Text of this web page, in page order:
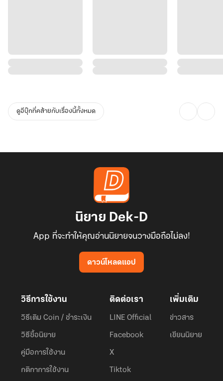
ดูอีบุ๊กที่คล้ายกับเรื่องนี้ทั้งหมด
นิยาย Dek-D
App ที่จะทำให้คุณอ่านนิยายจนวางมือถือไม่ลง!
ดาวน์โหลดแอป
วิธีการใช้งาน
วิธีเติม Coin / ชำระเงิน
วิธีซื้อนิยาย
คู่มือการใช้งาน
กติกาการใช้งาน
ติดต่อเรา
LINE Official
Facebook
X
Tiktok
เพิ่มเติม
ข่าวสาร
เขียนนิยาย